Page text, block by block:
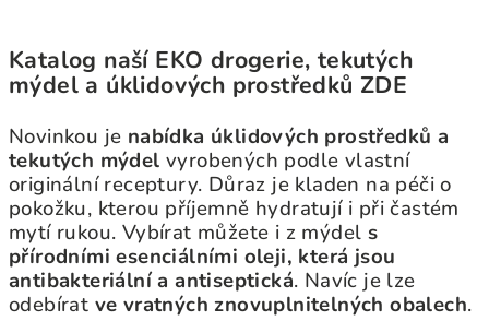
Katalog naší EKO drogerie, tekutých
mýdel a úklidových prostředků ZDE
Novinkou je nabídka úklidových prostředků a
tekutých mýdel vyrobených podle vlastní
originální receptury. Důraz je kladen na péči o
pokožku, kterou příjemně hydratují i při častém
mytí rukou. Vybírat můžete i z mýdel s
přírodními esenciálními oleji, která jsou
antibakteriální a antiseptická. Navíc je lze
odebírat ve vratných znovuplnitelných obalech.